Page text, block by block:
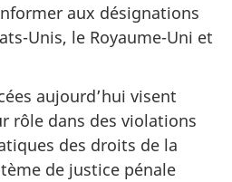
aux désignations
Unis, le Royaume-Uni et
aujourd’hui visent
rôle dans des violations
des droits de la
de justice pénale